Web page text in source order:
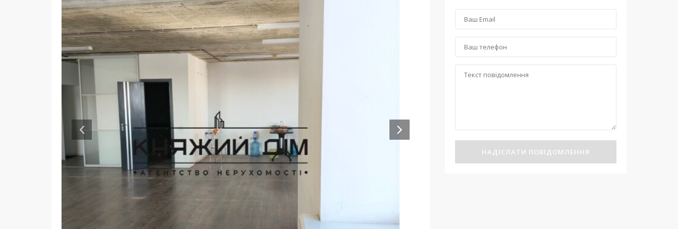
Тип:нежиле приміщення в житловому будинку
Площа: 75 м2 Кабінетів:1
Опис
Київ, Солом'янський район, Гарматна, 38а. Світлий просторий офіс, open-space. 15/15 поверх, є
балкон. Великі вікна на двох стінах. Приміщення майже правильної квадратної форми, є кухня з
меблями та обладнаний санвузол. Поруч НАУ, парк Орлятко, поліклініка, зупинка швидкісного
трамвая. Офіс здається БЕЗ меблів. 610$
НАДІСЛАТИ ПОВІДОМЛЕННЯ
КОРИСНІ ПОСИЛАННЯ